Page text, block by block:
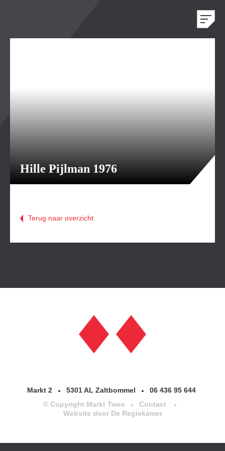
Hille Pijlman 1976
Terug naar overzicht
Markt 2 5301 AL Zaltbommel
06 436 95 644
© Copyright Markt Twee
Contact
Website door De Regiekamer